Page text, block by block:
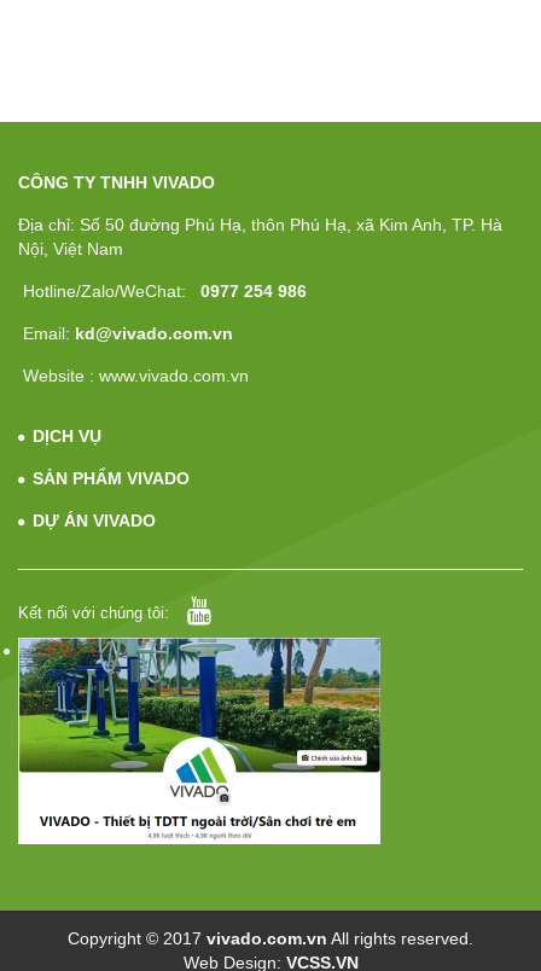
CÔNG TY TNHH VIVADO
Địa chỉ: Số 50 đường Phú Hạ, thôn Phú Hạ, xã Kim Anh, TP. Hà
Nội, Việt Nam
Hotline/Zalo/WeChat: 0977 254 986
Email: kd@vivado.com.vn
Website : www.vivado.com.vn
DỊCH VỤ
SẢN PHẨM VIVADO
DỰ ÁN VIVADO
Kết nối với chúng tôi:
Copyright © 2017 vivado.com.vn All rights reserved.
Web Design: VCSS.VN